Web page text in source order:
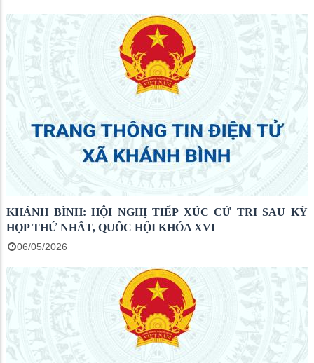
KHÁNH BÌNH: HỘI NGHỊ TIẾP XÚC CỬ TRI SAU KỲ
HỌP THỨ NHẤT, QUỐC HỘI KHÓA XVI
06/05/2026